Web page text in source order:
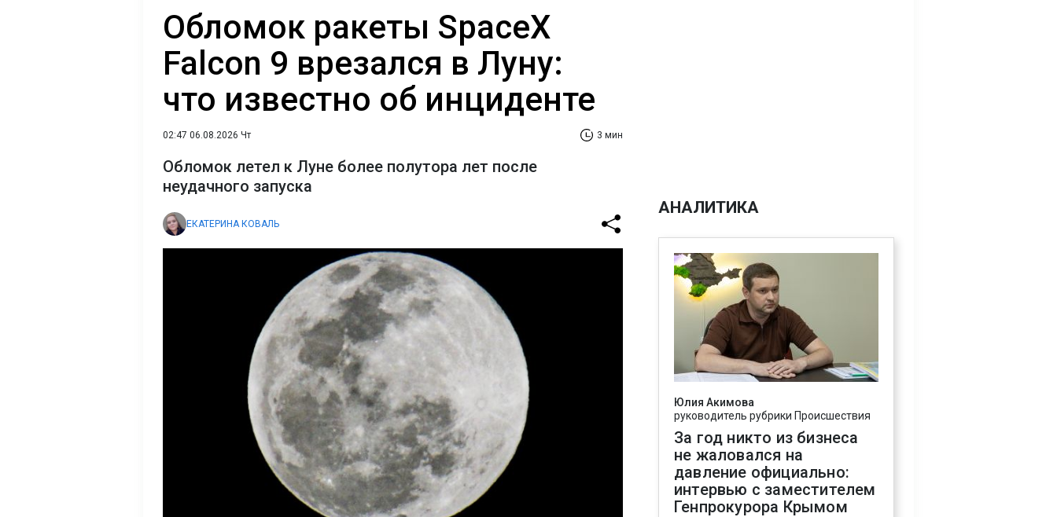
Обломок ракеты SpaceX
Falcon 9 врезался в Луну:
что известно об инциденте
02:47 06.08.2026 Чт 3 мин
Обломок летел к Луне более полутора лет после
неудачного запуска
ЕКАТЕРИНА КОВАЛЬ
АНАЛИТИКА
Юлия Акимова
руководитель рубрики Происшествия
За год никто из бизнеса
не жаловался на
давление официально:
интервью с заместителем
Генпрокурора Крымом